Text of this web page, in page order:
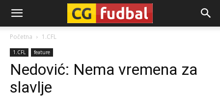
CG-
Fudbal
Početna 1.CFL
1.CFL feature
Nedović: Nema vremena za
slavlje